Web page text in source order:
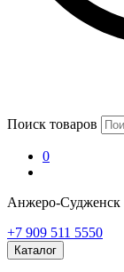
Поиск товаров
0
Анжеро-Судженск
+7 909 511 5550
Каталог